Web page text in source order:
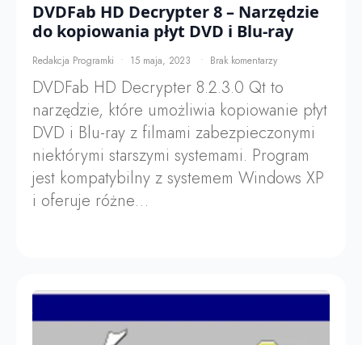
DVDFab HD Decrypter 8 – Narzędzie
do kopiowania płyt DVD i Blu-ray
Redakcja Programki 15 maja, 2023 Brak komentarzy
DVDFab HD Decrypter 8.2.3.0 Qt to
narzędzie, które umożliwia kopiowanie płyt
DVD i Blu-ray z filmami zabezpieczonymi
niektórymi starszymi systemami. Program
jest kompatybilny z systemem Windows XP
i oferuje różne…